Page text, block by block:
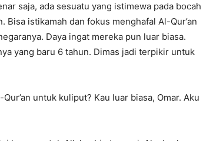
saja, ada sesuatu yang istimewa pada bocah
Bisa istikamah dan fokus menghafal Al-Qur’an
Daya ingat mereka pun luar biasa.
yang baru 6 tahun. Dimas jadi terpikir untuk
untuk kuliput? Kau luar biasa, Omar. Aku